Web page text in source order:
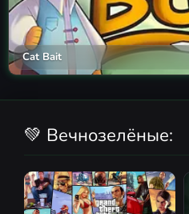
Cat Bait
💚 Вечнозелёные: